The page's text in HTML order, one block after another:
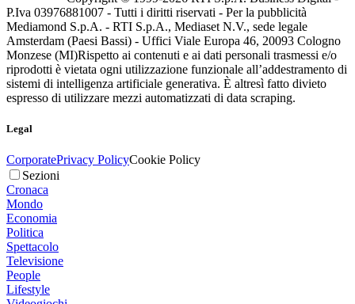
P.Iva 03976881007 - Tutti i diritti riservati - Per la pubblicità
Mediamond S.p.A. - RTI S.p.A., Mediaset N.V., sede legale
Amsterdam (Paesi Bassi) - Uffici Viale Europa 46, 20093 Cologno
Monzese (MI)Rispetto ai contenuti e ai dati personali trasmessi e/o
riprodotti è vietata ogni utilizzazione funzionale all’addestramento di
sistemi di intelligenza artificiale generativa. È altresì fatto divieto
espresso di utilizzare mezzi automatizzati di data scraping.
Legal
CorporatePrivacy PolicyCookie Policy
Sezioni
Cronaca
Mondo
Economia
Politica
Spettacolo
Televisione
People
Lifestyle